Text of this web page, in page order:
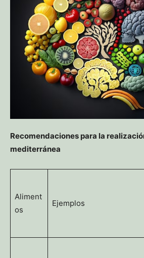
Recomendaciones para la
mediterránea
Aliment
os
Ejemplos